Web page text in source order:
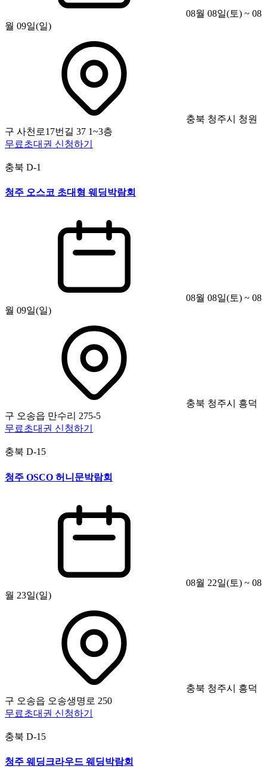
08월 08일(토) ~ 08
월 09일(일)
충북 청주시 청원
구 사천로17번길 37 1~3층
무료초대권 신청하기
충북 D-1
청주 오스코 초대형 웨딩박람회
08월 08일(토) ~ 08
월 09일(일)
충북 청주시 흥덕
구 오송읍 만수리 275-5
무료초대권 신청하기
충북 D-15
청주 OSCO 허니문박람회
08월 22일(토) ~ 08
월 23일(일)
충북 청주시 흥덕
구 오송읍 오송생명로 250
무료초대권 신청하기
충북 D-15
청주 웨딩크라우드 웨딩박람회